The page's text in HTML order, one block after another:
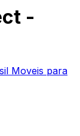
-
Moveis para